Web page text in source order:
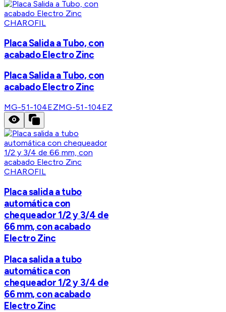
CHAROFIL
Placa Salida a Tubo, con
acabado Electro Zinc
Placa Salida a Tubo, con
acabado Electro Zinc
MG-51-104EZMG-51-104EZ
CHAROFIL
Placa salida a tubo
automática con
chequeador 1/2 y 3/4 de
66 mm, con acabado
Electro Zinc
Placa salida a tubo
automática con
chequeador 1/2 y 3/4 de
66 mm, con acabado
Electro Zinc